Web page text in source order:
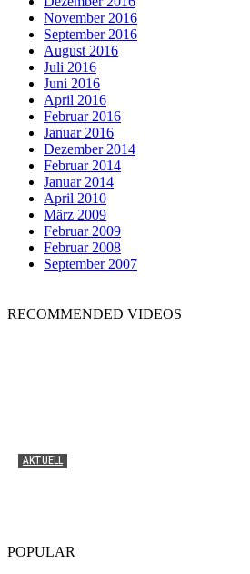
November 2016
September 2016
August 2016
Juli 2016
Juni 2016
April 2016
Februar 2016
Januar 2016
Dezember 2014
Februar 2014
Januar 2014
April 2010
März 2009
Februar 2009
Februar 2008
September 2007
RECOMMENDED VIDEOS
AKTUELL
POPULAR